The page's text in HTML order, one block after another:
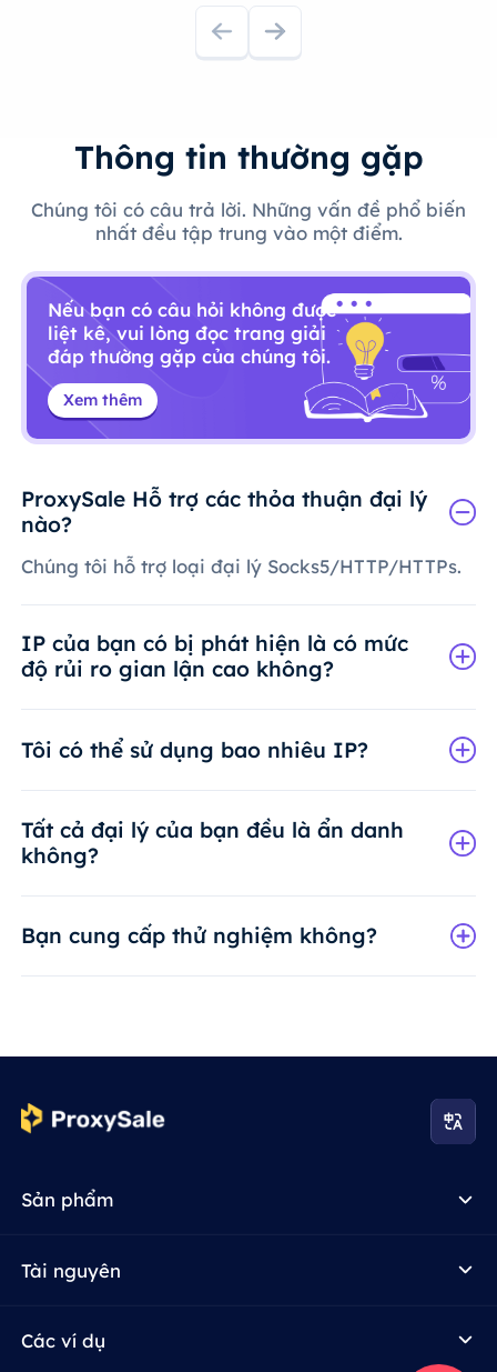
Thông tin thường gặp
Chúng tôi có câu trả lời. Những vấn đề phổ biến
nhất đều tập trung vào một điểm.
Nếu bạn có câu hỏi không được
liệt kê, vui lòng đọc trang giải
đáp thường gặp của chúng tôi.
Xem thêm
ProxySale Hỗ trợ các thỏa thuận đại lý
nào?
Chúng tôi hỗ trợ loại đại lý Socks5/HTTP/HTTPs.
IP của bạn có bị phát hiện là có mức
độ rủi ro gian lận cao không?
Tôi có thể sử dụng bao nhiêu IP?
Tất cả đại lý của bạn đều là ẩn danh
không?
Bạn cung cấp thử nghiệm không?
Sản phẩm
Tài nguyên
Các ví dụ